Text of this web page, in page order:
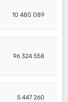
10 480 089
96 324 558
5 447 260